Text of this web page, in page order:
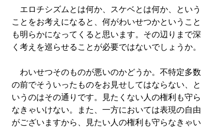
エロチシズムとは何か、スケベとは何か、という
ことをお考えになると、何がわいせつかということ
も明らかになってくると思います。その辺りまで深
く考えを巡らせることが必要ではないでしょうか。
わいせつそのものが悪いのかどうか。不特定多数
の前でそういったものをお見せしてはならない、と
いうのはその通りです。見たくない人の権利も守ら
なきゃいけない。また、一方においては表現の自由
がございますから、見たい人の権利も守らなきゃい